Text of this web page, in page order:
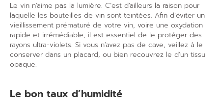
Le vin n’aime pas la lumière. C’est d’ailleurs la raison pour
laquelle les bouteilles de vin sont teintées. Afin d’éviter un
vieillissement prématuré de votre vin, voire une oxydation
rapide et irrémédiable, il est essentiel de le protéger des
rayons ultra-violets. Si vous n’avez pas de cave, veillez à le
conserver dans un placard, ou bien recouvrez le d’un tissu
opaque.
Le bon taux d’humidité